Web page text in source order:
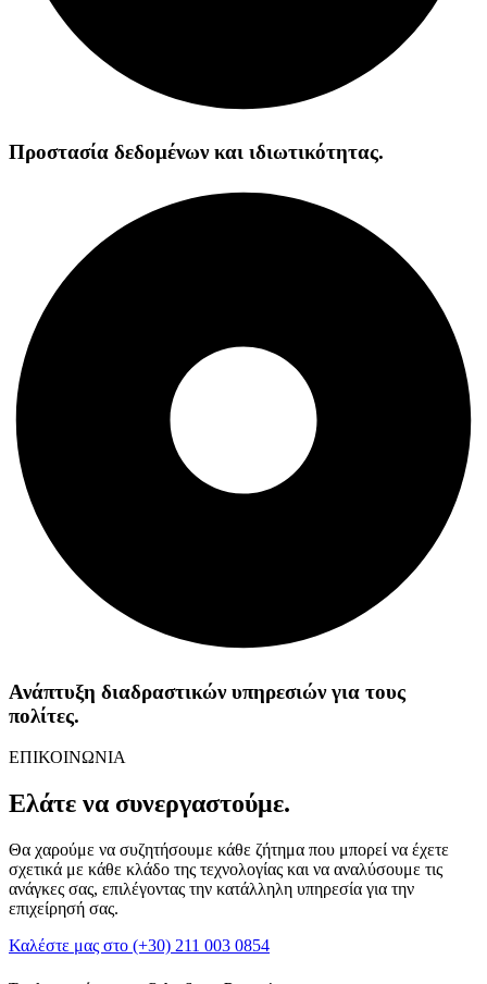
Προστασία δεδομένων και ιδιωτικότητας.
Ανάπτυξη διαδραστικών υπηρεσιών για τους
πολίτες.
ΕΠΙΚΟΙΝΩΝΙΑ
Ελάτε να συνεργαστούμε.
Θα χαρούμε να συζητήσουμε κάθε ζήτημα που μπορεί να έχετε
σχετικά με κάθε κλάδο της τεχνολογίας και να αναλύσουμε τις
ανάγκες σας, επιλέγοντας την κατάλληλη υπηρεσία για την
επιχείρησή σας.
Καλέστε μας στο (+30) 211 003 0854